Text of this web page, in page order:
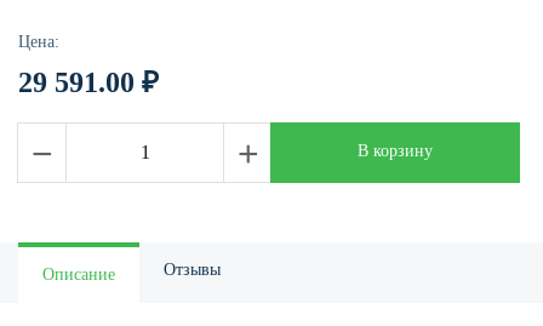
Цена:
29 591.00 ₽
− + В корзину
Описание Отзывы